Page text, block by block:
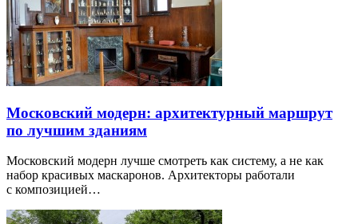
Московский модерн: архитектурный маршрут
по лучшим зданиям
Московский модерн лучше смотреть как систему, а не как
набор красивых маскаронов. Архитекторы работали
с композицией…